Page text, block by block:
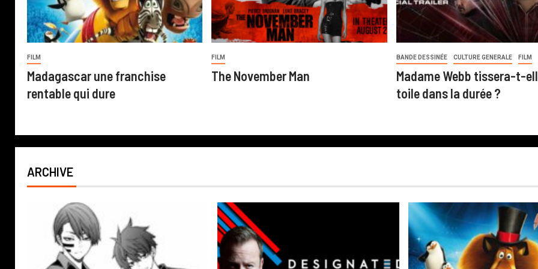
FILM
Madagascar une franchise
rentable qui dure
FILM
The November Man
BANDE DESSINÉE CULTURE GENERALE FILM
Madame Webb tissera-t-
toile dans la durée ?
ARCHIVE